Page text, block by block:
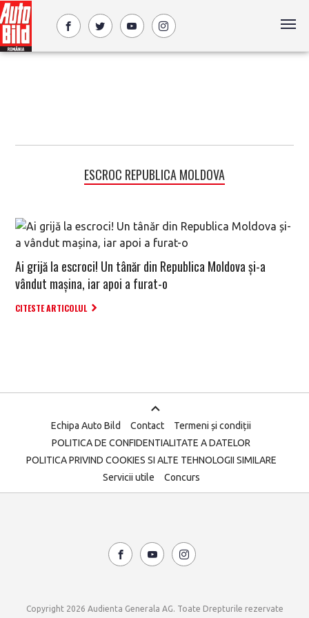
ESCROC REPUBLICA MOLDOVA
Ai grijă la escroci! Un tânăr din Republica Moldova și-a
vândut mașina, iar apoi a furat-o
CITESTE ARTICOLUL
Echipa Auto Bild Contact
Termeni și condiții
POLITICA DE CONFIDENTIALITATE A DATELOR
POLITICA PRIVIND COOKIES SI ALTE TEHNOLOGII SIMILARE
Servicii utile
Concurs
Copyright 2026 Audienta Generala AG. Toate Drepturile rezervate